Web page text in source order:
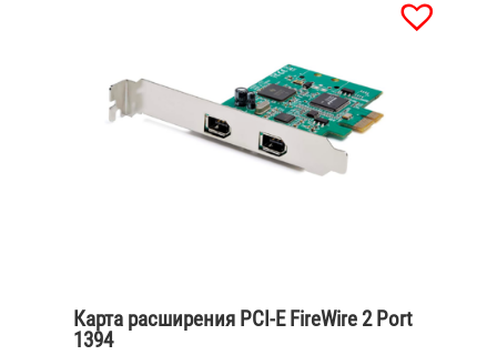
Карта расширения PCI-E FireWire 2 Port
1394